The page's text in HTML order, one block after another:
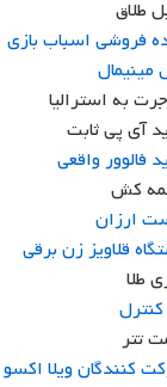
طلاق
فروشی اسباب بازی
مینیمال
به استرالیا
آی پی ثابت
فالوور واقعی
کش
ارزان
قلاویز زن برقی
طلا
کنترل
تتر
کنندگان ویلا اکسو